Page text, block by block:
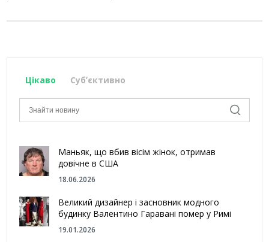
Цікаво Субʼєктивно
Маньяк, що вбив вісім жінок, отримав
довічне в США
18.06.2026
Великий дизайнер і засновник модного
будинку Валентино Гаравані помер у Римі
19.01.2026